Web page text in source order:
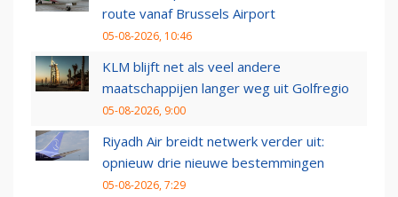
route vanaf Brussels Airport
05-08-2026, 10:46
KLM blijft net als veel andere
maatschappijen langer weg uit Golfregio
05-08-2026, 9:00
Riyadh Air breidt netwerk verder uit:
opnieuw drie nieuwe bestemmingen
05-08-2026, 7:29